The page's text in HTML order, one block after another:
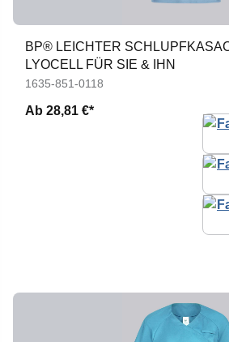
BP® LEICHTER
LYOCELL FÜR SIE & IHN
1635-851-0118
Ab 28,81 €*